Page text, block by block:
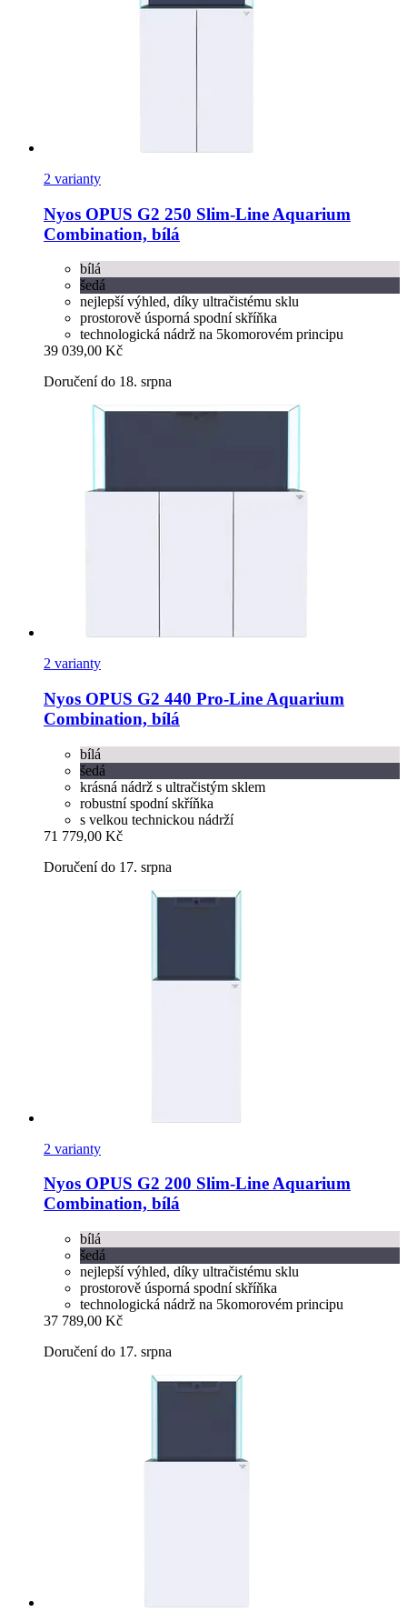
2 varianty
Nyos OPUS G2 250 Slim-​Line Aquarium
Combination, bílá
bílá
šedá
nejlepší výhled, díky ultračistému sklu
prostorově úsporná spodní skříňka
technologická nádrž na 5komorovém principu
39 039,00 Kč
Doručení do 18. srpna
2 varianty
Nyos OPUS G2 440 Pro-​Line Aquarium
Combination, bílá
bílá
šedá
krásná nádrž s ultračistým sklem
robustní spodní skříňka
s velkou technickou nádrží
71 779,00 Kč
Doručení do 17. srpna
2 varianty
Nyos OPUS G2 200 Slim-​Line Aquarium
Combination, bílá
bílá
šedá
nejlepší výhled, díky ultračistému sklu
prostorově úsporná spodní skříňka
technologická nádrž na 5komorovém principu
37 789,00 Kč
Doručení do 17. srpna